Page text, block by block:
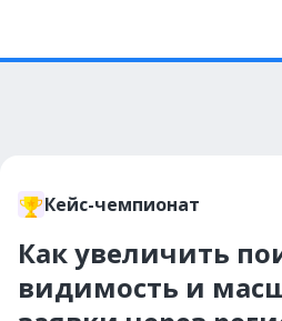
Кейс-чемпионат
Как увеличить
видимость и